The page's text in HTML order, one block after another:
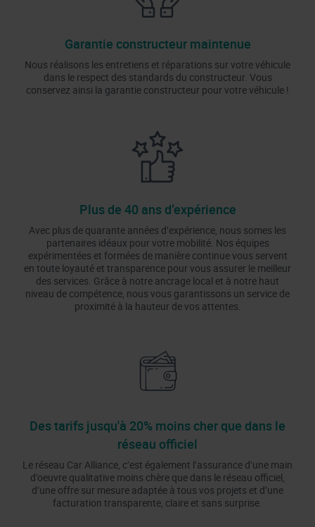
Garantie constructeur maintenue
Nous réalisons les entretiens et réparations sur votre véhicule
dans le respect des standards du constructeur. Vous
conservez ainsi la garantie constructeur pour votre véhicule !
Plus de 40 ans d’expérience
Avec plus de quarante années d’expérience, nous somes les
partenaires idéaux pour votre mobilité. Nos équipes
expérimentées et formées de manière continue vous servent
en toute loyauté et transparence pour vous assurer le meilleur
des services. Grâce à notre ancrage local et à notre haut
niveau de compétence, nous vous garantissons un service de
proximité à la hauteur de vos attentes.
Des tarifs jusqu'à 20% moins cher que dans le
réseau officiel
Le réseau Car Alliance, c’est également l’assurance d’une main
d’oeuvre qualitative moins chère que dans le réseau officiel,
d’une offre sur mesure adaptée à tous vos projets et d’une
facturation transparente, claire et sans surprise.